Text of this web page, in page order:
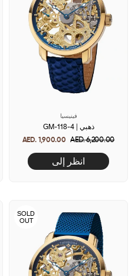
فينيسيا
GM-118-4 | ذهبي
AED. 1,900.00 Regular
price
AED. 6,200.00Sale
انظر إلى
SOLD
OUT